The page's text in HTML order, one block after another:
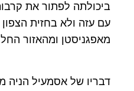
ביכולתה לפתור את
עם עזה ולא בחזית
מאפגניסטן ומהאזור
דבריו של אסמעיל